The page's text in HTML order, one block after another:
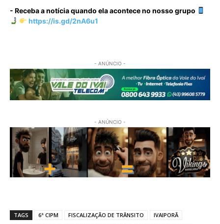
- Receba a notícia quando ela acontece no nosso grupo
https://is.gd/2nA6u1
- ANÚNCIO -
- ANÚNCIO -
TAGS 6ª CIPM FISCALIZAÇÃO DE TRÂNSITO
IVAIPORÃ